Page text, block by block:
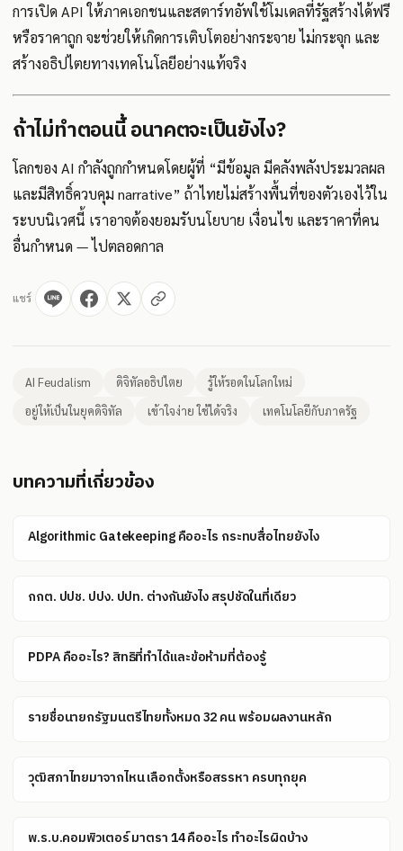
การเปิด API ให้ภาคเอกชนและสตาร์ทอัพใช้โมเดลที่รัฐสร้างได้ฟรี
หรือราคาถูก จะช่วยให้เกิดการเติบโตอย่างกระจาย ไม่กระจุก และ
สร้างอธิปไตยทางเทคโนโลยีอย่างแท้จริง
ถ้าไม่ทำตอนนี้ อนาคตจะเป็นยังไง?
โลกของ AI กำลังถูกกำหนดโดยผู้ที่ “มีข้อมูล มีคลังพลังประมวลผล
และมีสิทธิ์ควบคุม narrative” ถ้าไทยไม่สร้างพื้นที่ของตัวเองไว้ใน
ระบบนิเวศนี้ เราอาจต้องยอมรับนโยบาย เงื่อนไข และราคาที่คน
อื่นกำหนด — ไปตลอดกาล
แชร์
AI Feudalism ดิจิทัลอธิปไตย
รู้ให้รอดในโลกใหม่
อยู่ให้เป็นในยุคดิจิทัล
เข้าใจง่าย ใช้ได้จริง เทคโนโลยีกับภาครัฐ
บทความที่เกี่ยวข้อง
Algorithmic Gatekeeping คืออะไร กระทบสื่อไทยยังไง
กกต. ปปช. ปปง. ปปท. ต่างกันยังไง สรุปชัดในที่เดียว
PDPA คืออะไร? สิทธิที่ทำได้และข้อห้ามที่ต้องรู้
รายชื่อนายกรัฐมนตรีไทยทั้งหมด 32 คน พร้อมผลงานหลัก
วุฒิสภาไทยมาจากไหน เลือกตั้งหรือสรรหา ครบทุกยุค
พ.ร.บ.คอมพิวเตอร์ มาตรา 14 คืออะไร ทำอะไรผิดบ้าง